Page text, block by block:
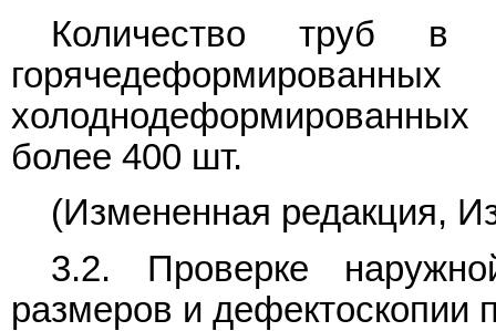
Количество труб в
более 400 шт.
(Измененная редакция,
3.2. Проверке
размеров и дефектоскопии